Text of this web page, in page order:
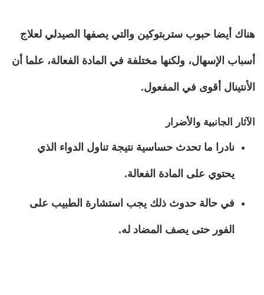
هناك أيضا حبوب ستربتوكين والتي يصفها الصيدلي لعلاج
أسباب الإسهال، ولكنها مختلفة في المادة الفعالة، علما أن
الأنتينال أقوى في المفعول.
الآثار الجانبية والأضرار
نادرا ما تحدث حساسية نتيجة تناول الدواء الذي
يحتوي على المادة الفعالة.
في حالة حدوث ذلك يجب استشارة الطبيب على
الفور حتى يصف المضاد له.